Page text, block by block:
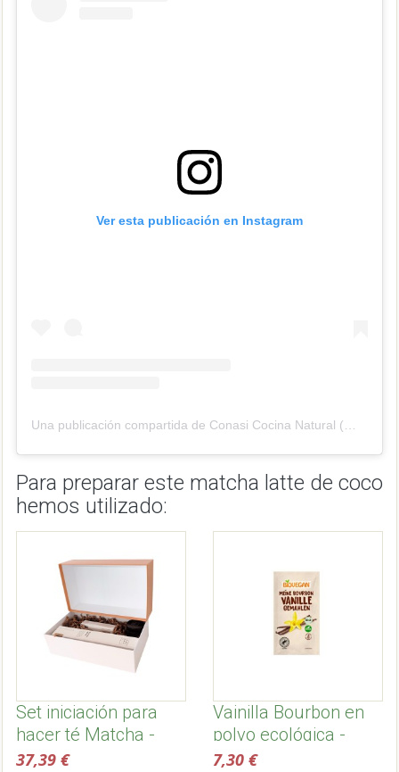
Ver esta publicación en Instagram
Una publicación compartida de Conasi Cocina Natural (@conasicocina)
Para preparar este matcha latte de coco
hemos utilizado:
Set iniciación para
hacer té Matcha -
Matcha & Co
37,39 €
Vainilla Bourbon en
polvo ecológica -
Biovegan
7,30 €